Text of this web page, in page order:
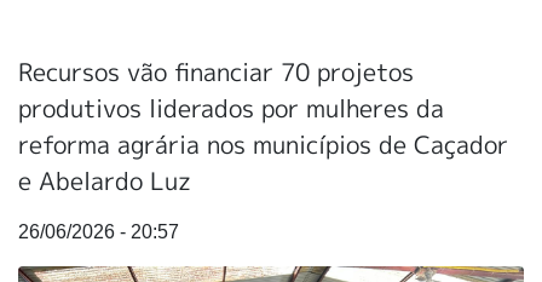
Recursos vão financiar 70 projetos
produtivos liderados por mulheres da
reforma agrária nos municípios de Caçador
e Abelardo Luz
26/06/2026 - 20:57